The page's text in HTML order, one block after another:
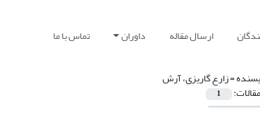
ارسال مقاله داوران تماس با ما
=زارع گاریزی، آرش
1